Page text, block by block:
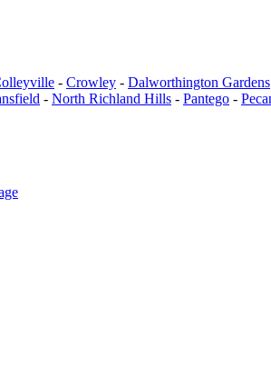
- Crowley - Dalworthington Gardens
- North Richland Hills - Pantego -